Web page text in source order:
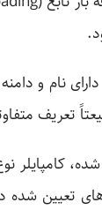
نام و
تعریف
کامپایلر
تعیین